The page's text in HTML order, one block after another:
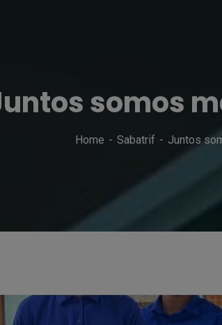
somos
Home Sabatrif Juntos